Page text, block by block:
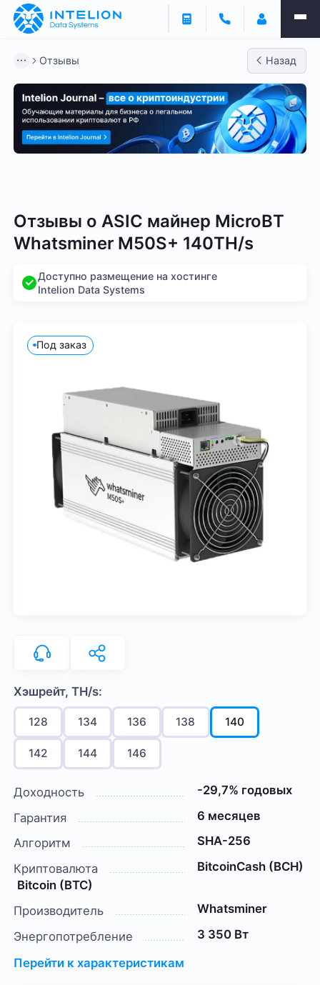
Отзывы Назад
Отзывы о ASIC майнер MicroBT
Whatsminer M50S+ 140TH/s
Доступно размещение на хостинге
Intelion Data Systems
Под заказ
Хэшрейт, TH/s:
128 134 136 138 140
142 144 146
Доходность
-29,7% годовых
Гарантия
6 месяцев
Алгоритм
SHA-256
Криптовалюта
BitcoinCash (BCH)
Bitcoin (BTC)
Производитель
Whatsminer
Энергопотребление
3 350 Вт
Перейти к характеристикам